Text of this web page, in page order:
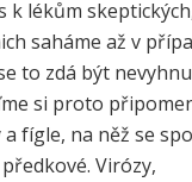
k lékům
saháme až v
to zdá být
si proto
fígle, na něž se
Virózy,